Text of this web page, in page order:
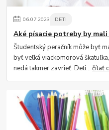
06.07.2023 DETI
Aké písacie potreby by mali
Študentský peračník môže byť
byť veľká viackomorová
nedá takmer zavrieť. Deti...čítať